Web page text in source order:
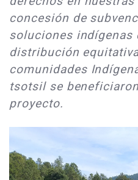
concesión de
soluciones indígenas
distribución
comunidades
tsotsil se
proyecto.